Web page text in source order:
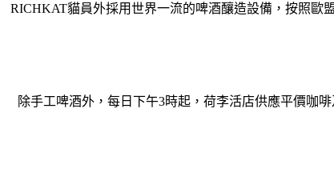
RICHKAT貓員外採用世界一流的啤酒釀造設備，按照歐
除手工啤酒外，每日下午3時起，荷李活店供應平價咖